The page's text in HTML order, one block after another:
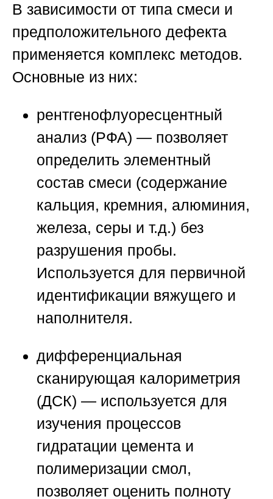
В зависимости от типа смеси и
предположительного дефекта
применяется комплекс методов.
Основные из них:
рентгенофлуоресцентный
анализ (РФА) — позволяет
определить элементный
состав смеси (содержание
кальция, кремния, алюминия,
железа, серы и т.д.) без
разрушения пробы.
Используется для первичной
идентификации вяжущего и
наполнителя.
дифференциальная
сканирующая калориметрия
(ДСК) — используется для
изучения процессов
гидратации цемента и
полимеризации смол,
позволяет оценить полноту